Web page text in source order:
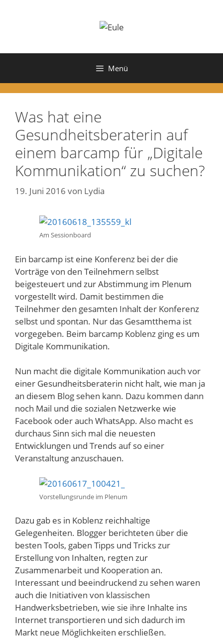
Menü
Was hat eine
Gesundheitsberaterin auf
einem barcamp für „Digitale
Kommunikation“ zu suchen?
19. Juni 2016 von Lydia
Am Sessionboard
Ein barcamp ist eine Konferenz bei der die
Vorträge von den Teilnehmern selbst
beigesteuert und zur Abstimmung im Plenum
vorgestellt wird. Damit bestimmen die
Teilnehmer den gesamten Inhalt der Konferenz
selbst und spontan. Nur das Gesamtthema ist
vorgegeben. Beim barcamp Koblenz ging es um
Digitale Kommunikation.
Nun macht die digitale Kommunikation auch vor
einer Gesundheitsberaterin nicht halt, wie man ja
an diesem Blog sehen kann. Dazu kommen dann
noch Mail und die sozialen Netzwerke wie
Facebook oder auch WhatsApp. Also macht es
durchaus Sinn sich mal die neuesten
Entwicklungen und Trends auf so einer
Veranstaltung anzuschauen.
Vorstellungsrunde im Plenum
Dazu gab es in Koblenz reichhaltige
Gelegenheiten. Blogger berichteten über die
besten Tools, gaben Tipps und Tricks zur
Erstellung von Inhalten, regten zur
Zusammenarbeit und Kooperation an.
Interessant und beeindruckend zu sehen waren
auch die Initiativen von klassischen
Handwerksbetrieben, wie sie ihre Inhalte ins
Internet transportieren und sich dadurch im
Markt neue Möglichkeiten erschließen.